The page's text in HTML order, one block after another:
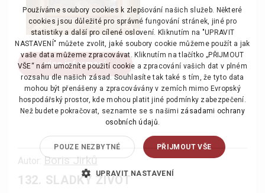
více informací
Autor: Boris Jirků
132. SLADKÝ ŽIVOT
Používáme soubory cookies k zlepšování našich služeb. Některé
cookies jsou důležité pro správné fungování stránek, jiné pro
statistiky a další pro cílené oslovení. Kliknutím na "UPRAVIT
NASTAVENÍ" můžete zvolit, jaké soubory cookie můžeme použít a jak
vaše data můžeme zpracovávat. Kliknutím na tlačítko „PŘIJMOUT
VŠE“ nám umožníte použití cookie a zpracování vašich dat v plném
rozsahu dle našich zásad. Souhlasíte tak také s tím, že tyto data
mohou být přenášeny a zpracovávány v zemích mimo Evropský
hospodářský prostor, kde mohou platit jiné podmínky zabezpečení.
Než budete pokračovat, seznamte se s našimi zásadami ochrany
osobních údajů.
PŘIJMOUT VŠE
POUZE NEZBYTNÉ
UPRAVIT NASTAVENÍ